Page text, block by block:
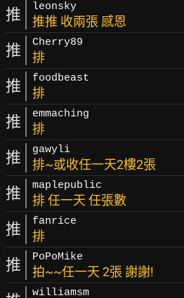
推 leonsky
推推 收兩張 感恩
推 Cherry89
排
推 foodbeast
排
推 emmaching
排
推 gawyli
排~或收任一天2樓2張
推 maplepublic
排 任一天 任張數
推 fanrice
排
推 PoPoMike
拍~~任一天 2張 謝謝!
williamsm